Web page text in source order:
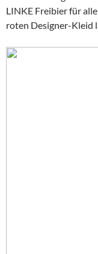
LINKE Freibier für
roten Designer-Kleid